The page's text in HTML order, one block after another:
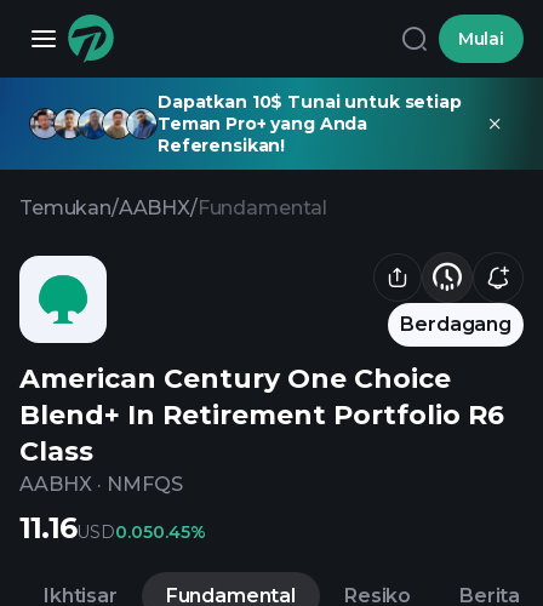
Mulai
Dapatkan 10$ Tunai untuk setiap
Teman Pro+ yang Anda
Referensikan!
Temukan/AABHX/Fundamental
Berdagang
American Century One Choice
Blend+ In Retirement Portfolio R6
Class
AABHX · NMFQS
11.16USD0.050.45%
Ikhtisar Fundamental Resiko Berita